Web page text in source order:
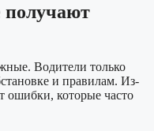
Водители только
и правилам. Из-
ошибки, которые часто